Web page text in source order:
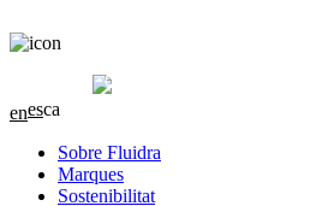
0.18 (+0.89%)
enesca
Sobre Fluidra
Marques
Sostenibilitat